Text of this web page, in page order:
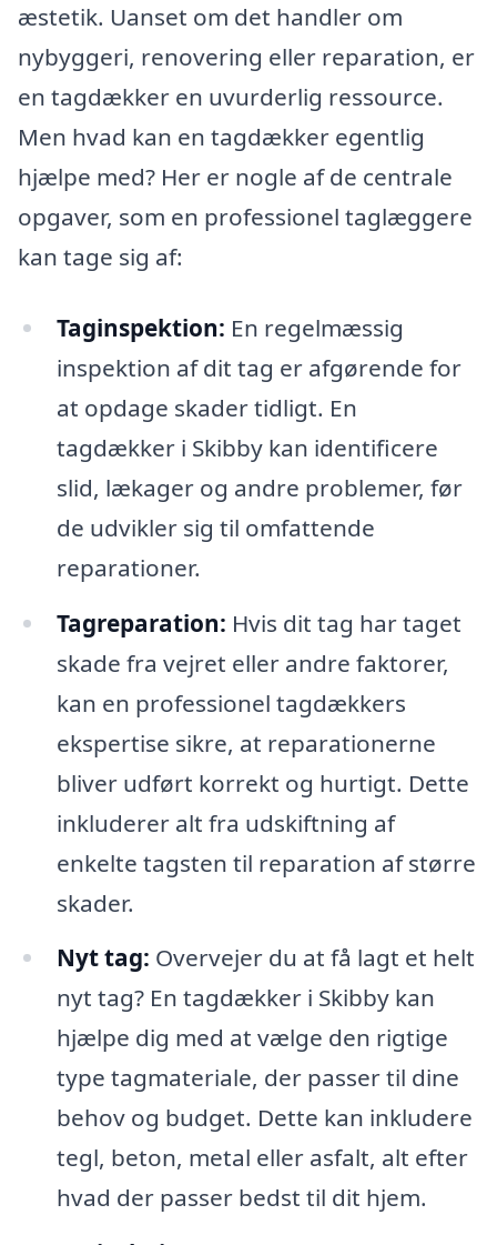
æstetik. Uanset om det handler om
nybyggeri, renovering eller reparation, er
en tagdækker en uvurderlig ressource.
Men hvad kan en tagdækker egentlig
hjælpe med? Her er nogle af de centrale
opgaver, som en professionel taglæggere
kan tage sig af:
Taginspektion: En regelmæssig
inspektion af dit tag er afgørende for
at opdage skader tidligt. En
tagdækker i Skibby kan identificere
slid, lækager og andre problemer, før
de udvikler sig til omfattende
reparationer.
Tagreparation: Hvis dit tag har taget
skade fra vejret eller andre faktorer,
kan en professionel tagdækkers
ekspertise sikre, at reparationerne
bliver udført korrekt og hurtigt. Dette
inkluderer alt fra udskiftning af
enkelte tagsten til reparation af større
skader.
Nyt tag: Overvejer du at få lagt et helt
nyt tag? En tagdækker i Skibby kan
hjælpe dig med at vælge den rigtige
type tagmateriale, der passer til dine
behov og budget. Dette kan inkludere
tegl, beton, metal eller asfalt, alt efter
hvad der passer bedst til dit hjem.